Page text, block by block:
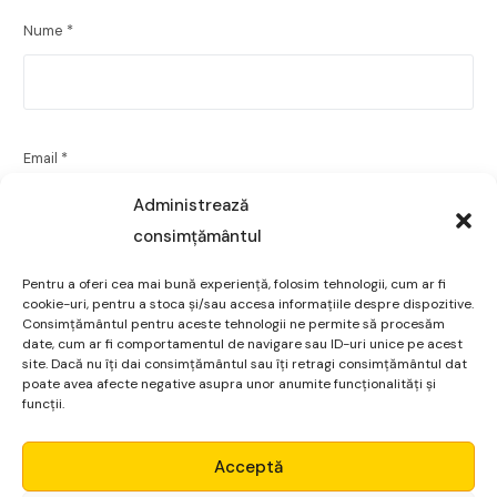
Administrează
consimțământul
Pentru a oferi cea mai bună experiență, folosim tehnologii, cum ar fi
cookie-uri, pentru a stoca și/sau accesa informațiile despre dispozitive.
Consimțământul pentru aceste tehnologii ne permite să procesăm
date, cum ar fi comportamentul de navigare sau ID-uri unice pe acest
site. Dacă nu îți dai consimțământul sau îți retragi consimțământul dat
poate avea afecte negative asupra unor anumite funcționalități și
funcții.
Acceptă
Nume *
Email *
Site web
Salvează-mi numele, emailul și site-ul web în acest
navigator pentru data viitoare când o să comentez.
Micro Alpha